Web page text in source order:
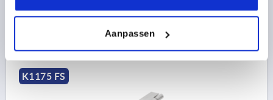
Aanpassen
K1175 FS